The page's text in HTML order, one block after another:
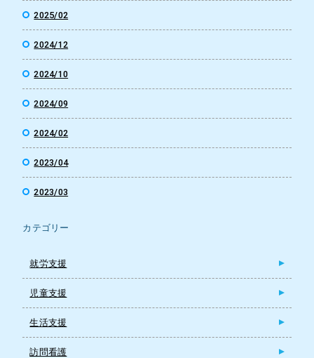
2025/02
2024/12
2024/10
2024/09
2024/02
2023/04
2023/03
カテゴリー
就労支援
児童支援
生活支援
訪問看護